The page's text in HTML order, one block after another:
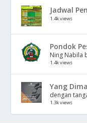
Jadwal
1.4k views
Pondok
Ning Nabila
1.4k views
Yang
dengan
1.3k views